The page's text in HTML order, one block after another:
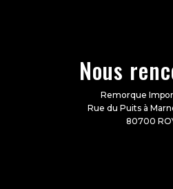
Nous
Remorque
Rue du Puits à
80700